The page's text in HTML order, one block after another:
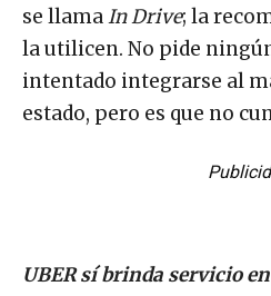
se llamaIn Drive; la
la utilicen. No pide
intentado integrarse al
estado, pero es que no
UBER sí brinda servicio